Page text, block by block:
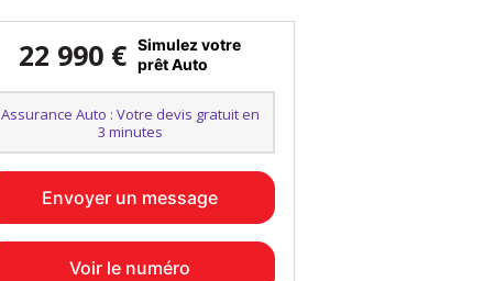
22 990 € Simulez votre
prêt Auto
Assurance Auto : Votre devis gratuit en
3 minutes
Envoyer un message
Voir le numéro